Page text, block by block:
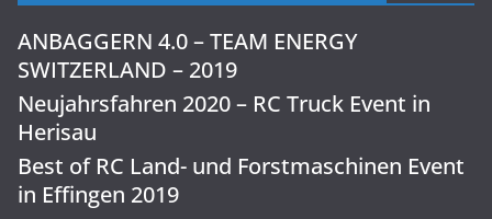
ANBAGGERN 4.0 – TEAM ENERGY
SWITZERLAND – 2019
Neujahrsfahren 2020 – RC Truck Event in
Herisau
Best of RC Land- und Forstmaschinen Event
in Effingen 2019